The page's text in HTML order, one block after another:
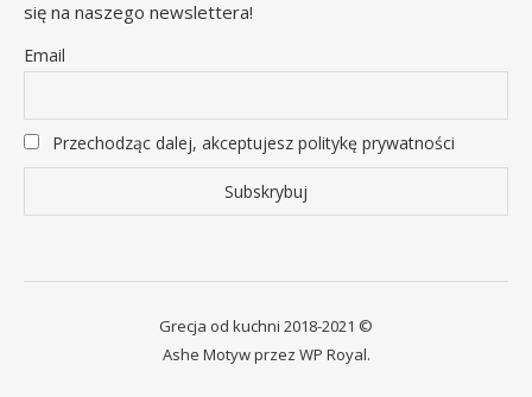
się na naszego newslettera!
Email
Przechodząc dalej, akceptujesz politykę prywatności
Grecja od kuchni 2018-2021 ©
Ashe Motyw przez WP Royal.